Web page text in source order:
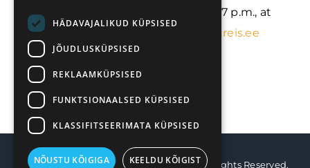
The Club meets every Monday 5 to 7 p.m., at
restaurant of Pesa Hotel,
www.kagureis.ee
located at Uus 5 in Põlva.
Vihmategija| Copyright © 2022-2025. All Rights Reserved.
HÄDAVAJALIKUD KÜPSISED
JÕUDLUSKÜPSISED
REKLAAMKÜPSISED
FUNKTSIONAALSED KÜPSISED
KLASSIFITSEERIMATA KÜPSISED
NÕUSTU KÕIGIGA KEELDU KÕIGIST